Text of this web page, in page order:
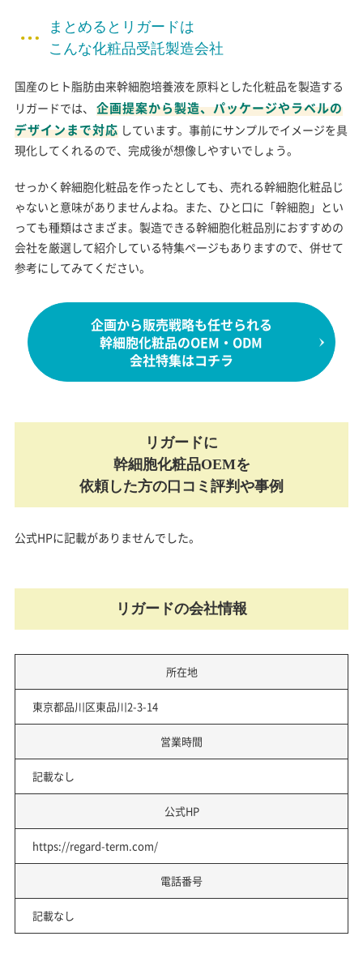
まとめるとリガードは
こんな化粧品受託製造会社
国産のヒト脂肪由来幹細胞培養液を原料とした化粧品を製造する
リガードでは、
企画提案から製造、パッケージやラベルの
デザインまで対応 しています。事前にサンプルでイメージを具
現化してくれるので、完成後が想像しやすいでしょう。
せっかく幹細胞化粧品を作ったとしても、売れる幹細胞化粧品じ
ゃないと意味がありませんよね。また、ひと口に「幹細胞」とい
っても種類はさまざま。製造できる幹細胞化粧品別におすすめの
会社を厳選して紹介している特集ページもありますので、併せて
参考にしてみてください。
企画から販売戦略も任せられる
幹細胞化粧品のOEM・ODM
会社特集はコチラ
リガードに
幹細胞化粧品OEMを
依頼した方の口コミ評判や事例
公式HPに記載がありませんでした。
リガードの会社情報
所在地
東京都品川区東品川2-3-14
営業時間
記載なし
公式HP
https://regard-term.com/
電話番号
記載なし